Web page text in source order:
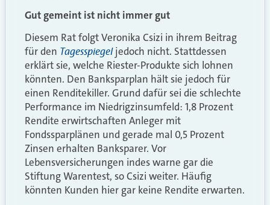
Gut gemeint ist nicht immer gut
Diesem Rat folgt Veronika Csizi in ihrem Beitrag
für den Tagesspiegeljedoch nicht. Stattdessen
erklärt sie, welche Riester-Produkte sich lohnen
könnten. Den Banksparplan hält sie jedoch für
einen Renditekiller. Grund dafür sei die schlechte
Performance im Niedrigzinsumfeld: 1,8 Prozent
Rendite erwirtschaften Anleger mit
Fondssparplänen und gerade mal 0,5 Prozent
Zinsen erhalten Banksparer. Vor
Lebensversicherungen indes warne gar die
Stiftung Warentest, so Csizi weiter. Häufig
könnten Kunden hier gar keine Rendite erwarten.